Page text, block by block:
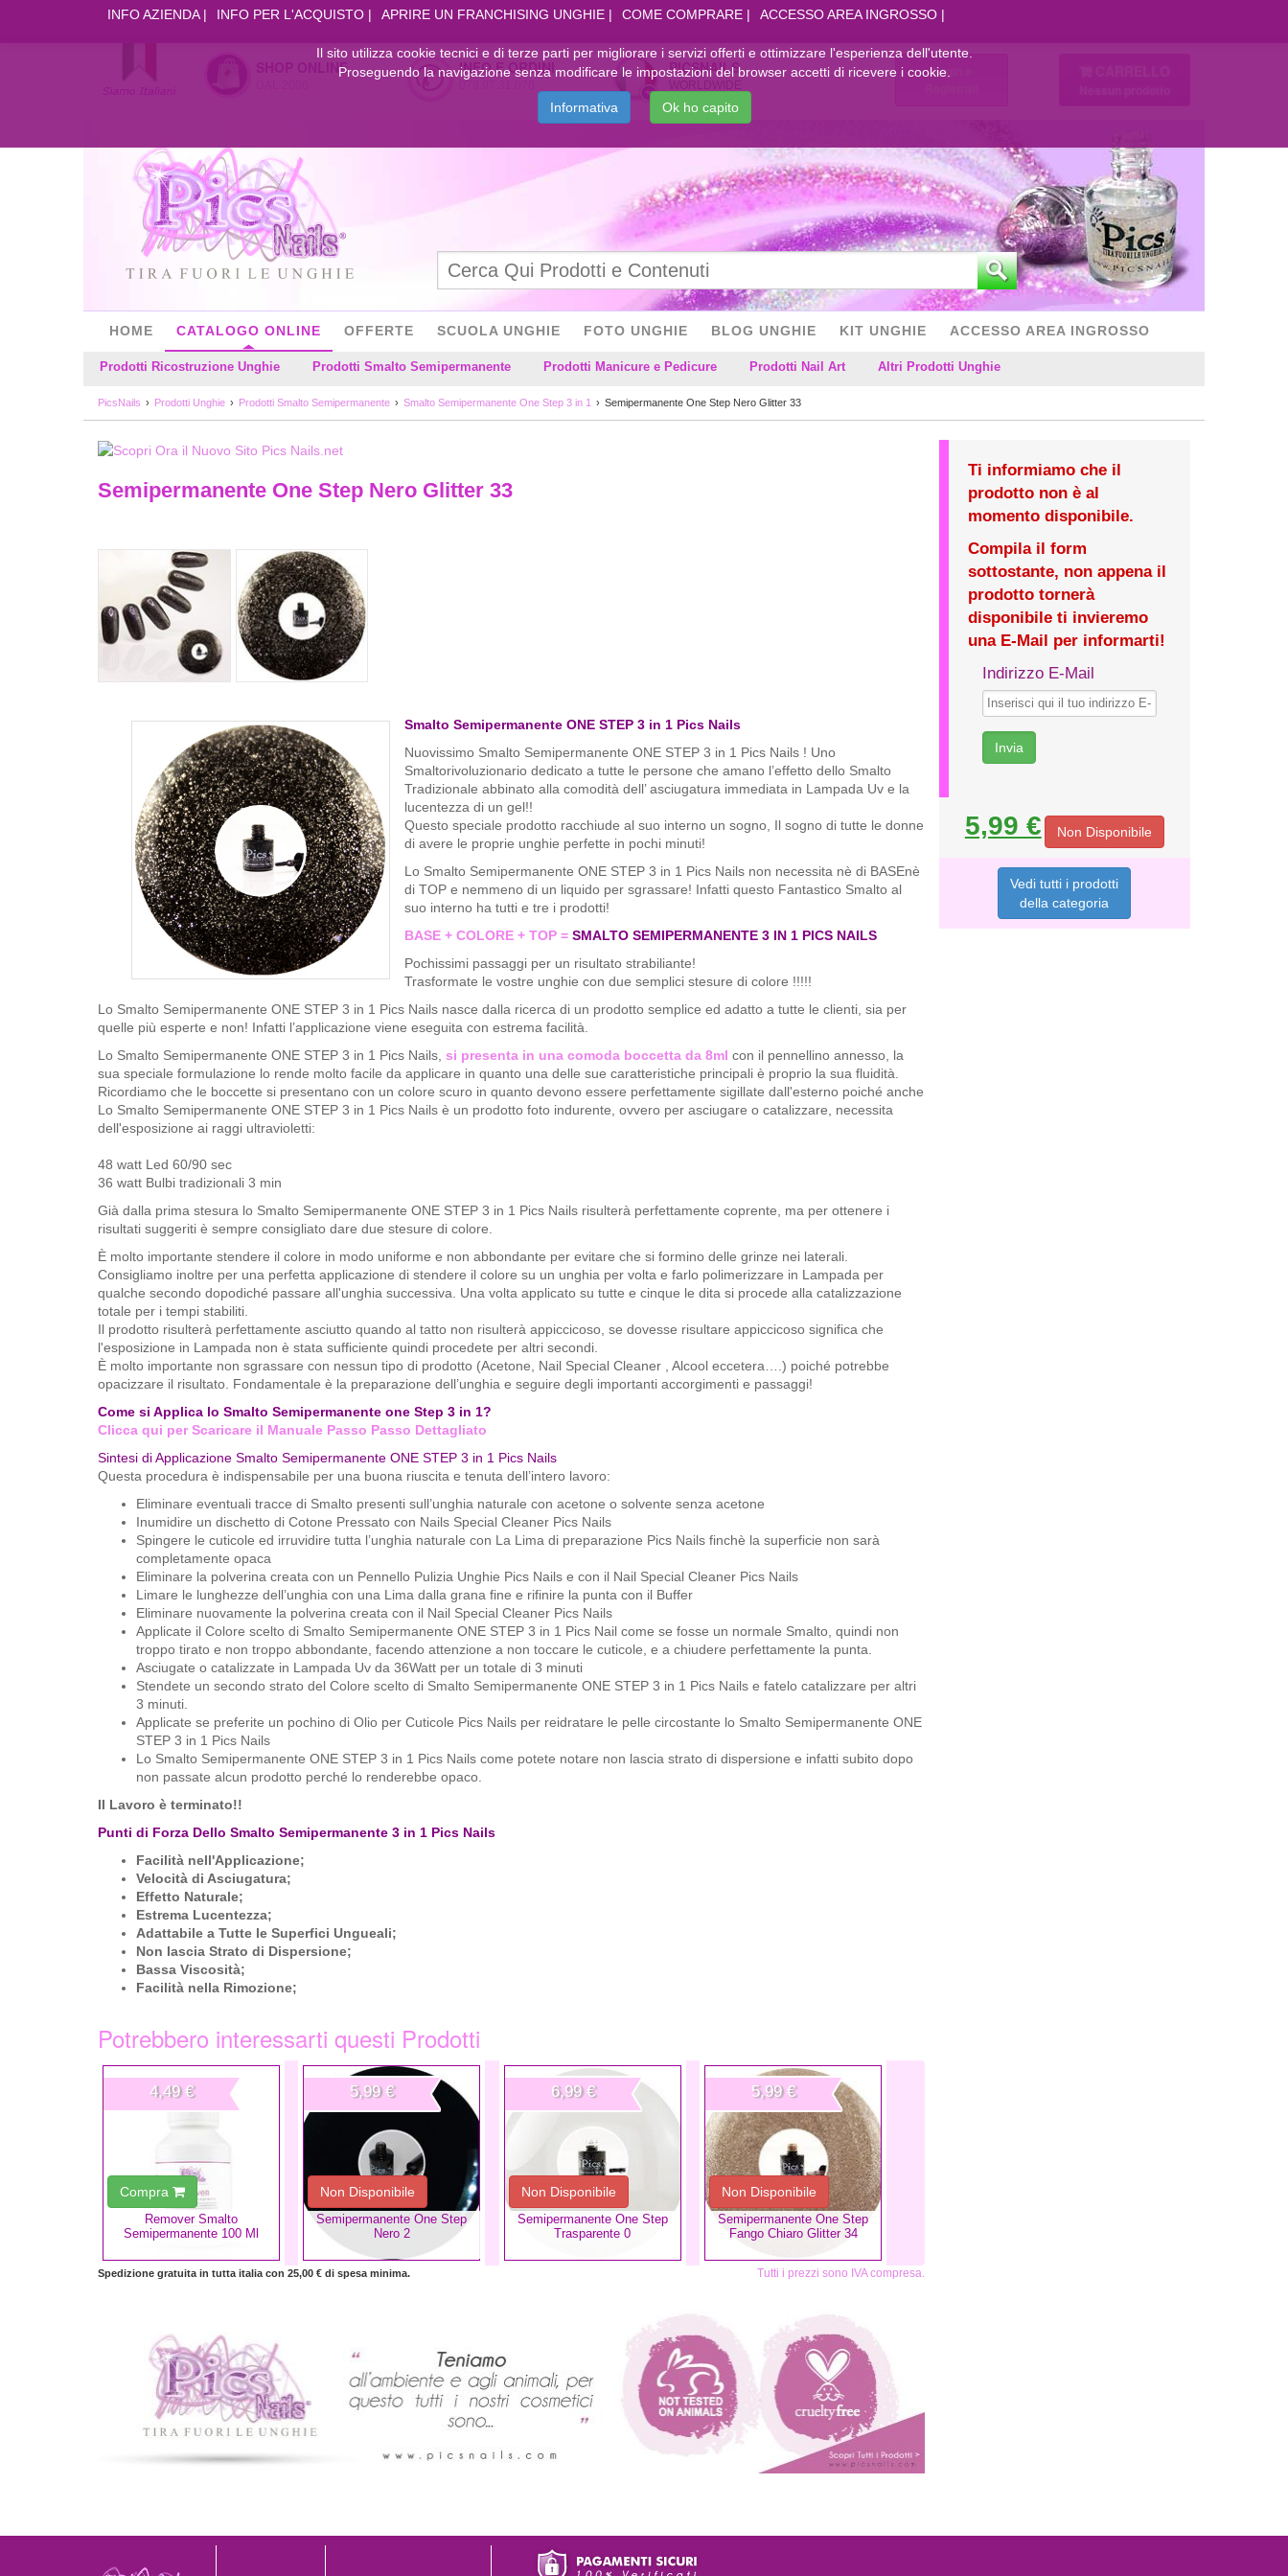
INFO AZIENDA INFO PER L'ACQUISTO APRIRE UN FRANCHISING UNGHIE COME COMPRARE ACCESSO AREA INGROSSO
SHOP ONLINE INFO E ORDINI PICSNAILS
Login
HOME CATALOGO ONLINE
Prodotti Ricostruzione Unghie Prodotti Smalto Semipermanente Prodotti Manicure e Pedicure Prodotti Nail Art Altri Prodotti Unghie
OFFERTE SCUOLA UNGHIE FOTO UNGHIE BLOG UNGHIE KIT UNGHIE ACCESSO AREA INGROSSO
PicsNails Prodotti Unghie Prodotti Smalto Semipermanente Smalto Semipermanente One Step 3 in 1 Semipermanente One Step Nero Glitter 33
Semipermanente One Step Nero Glitter 33
Smalto Semipermanente ONE STEP 3 in 1 Pics Nails
Nuovissimo Smalto Semipermanente ONE STEP 3 in 1 Pics Nails ! Uno
Smaltorivoluzionario dedicato a tutte le persone che amano l’effetto dello Smalto
Tradizionale abbinato alla comodità dell’ asciugatura immediata in Lampada Uv e la
lucentezza di un gel!!
Questo speciale prodotto racchiude al suo interno un sogno, Il sogno di tutte le donne
di avere le proprie unghie perfette in pochi minuti!
Lo Smalto Semipermanente ONE STEP 3 in 1 Pics Nails non necessita nè di BASEnè
di TOP e nemmeno di un liquido per sgrassare! Infatti questo Fantastico Smalto al
suo interno ha tutti e tre i prodotti!
BASE + COLORE + TOP = SMALTO SEMIPERMANENTE 3 IN 1 PICS NAILS
Pochissimi passaggi per un risultato strabiliante!
Trasformate le vostre unghie con due semplici stesure di colore !!!!!
Lo Smalto Semipermanente ONE STEP 3 in 1 Pics Nails nasce dalla ricerca di un prodotto semplice ed adatto a tutte le clienti, sia per
quelle più esperte e non! Infatti l’applicazione viene eseguita con estrema facilità.
Lo Smalto Semipermanente ONE STEP 3 in 1 Pics Nails, si presenta in una comoda boccetta da 8ml con il pennellino annesso, la
sua speciale formulazione lo rende molto facile da applicare in quanto una delle sue caratteristiche principali è proprio la sua fluidità.
Ricordiamo che le boccette si presentano con un colore scuro in quanto devono essere perfettamente sigillate dall'esterno poiché anche
Lo Smalto Semipermanente ONE STEP 3 in 1 Pics Nails è un prodotto foto indurente, ovvero per asciugare o catalizzare, necessita
dell'esposizione ai raggi ultravioletti:
48 watt Led 60/90 sec
36 watt Bulbi tradizionali 3 min​
Già dalla prima stesura lo Smalto Semipermanente ONE STEP 3 in 1 Pics Nails risulterà perfettamente coprente, ma per ottenere i
risultati suggeriti è sempre consigliato dare due stesure di colore.
È molto importante stendere il colore in modo uniforme e non abbondante per evitare che si formino delle grinze nei laterali.
Consigliamo inoltre per una perfetta applicazione di stendere il colore su un unghia per volta e farlo polimerizzare in Lampada per
qualche secondo dopodiché passare all'unghia successiva. Una volta applicato su tutte e cinque le dita si procede alla catalizzazione
totale per i tempi stabiliti.
Il prodotto risulterà perfettamente asciutto quando al tatto non risulterà appiccicoso, se dovesse risultare appiccicoso significa che
l'esposizione in Lampada non è stata sufficiente quindi procedete per altri secondi.
È molto importante non sgrassare con nessun tipo di prodotto (Acetone, Nail Special Cleaner , Alcool eccetera….) poiché potrebbe
opacizzare il risultato. Fondamentale è la preparazione dell’unghia e seguire degli importanti accorgimenti e passaggi!
Come si Applica lo Smalto Semipermanente one Step 3 in 1?
Clicca qui per Scaricare il Manuale Passo Passo Dettagliato
Sintesi di Applicazione Smalto Semipermanente ONE STEP 3 in 1 Pics Nails
Questa procedura è indispensabile per una buona riuscita e tenuta dell’intero lavoro:
Eliminare eventuali tracce di Smalto presenti sull’unghia naturale con acetone o solvente senza acetone
Inumidire un dischetto di Cotone Pressato con Nails Special Cleaner Pics Nails
Spingere le cuticole ed irruvidire tutta l’unghia naturale con La Lima di preparazione Pics Nails finchè la superficie non sarà
completamente opaca
Eliminare la polverina creata con un Pennello Pulizia Unghie Pics Nails e con il Nail Special Cleaner Pics Nails
Limare le lunghezze dell’unghia con una Lima dalla grana fine e rifinire la punta con il Buffer
Eliminare nuovamente la polverina creata con il Nail Special Cleaner Pics Nails
Applicate il Colore scelto di Smalto Semipermanente ONE STEP 3 in 1 Pics Nail come se fosse un normale Smalto, quindi non
troppo tirato e non troppo abbondante, facendo attenzione a non toccare le cuticole, e a chiudere perfettamente la punta.
Asciugate o catalizzate in Lampada Uv da 36Watt per un totale di 3 minuti
Stendete un secondo strato del Colore scelto di Smalto Semipermanente ONE STEP 3 in 1 Pics Nails e fatelo catalizzare per altri
3 minuti.
Applicate se preferite un pochino di Olio per Cuticole Pics Nails per reidratare le pelle circostante lo Smalto Semipermanente ONE
STEP 3 in 1 Pics Nails
Lo Smalto Semipermanente ONE STEP 3 in 1 Pics Nails come potete notare non lascia strato di dispersione e infatti subito dopo
non passate alcun prodotto perché lo renderebbe opaco.
Il Lavoro è terminato!!
Punti di Forza Dello Smalto Semipermanente 3 in 1 Pics Nails
Facilità nell'Applicazione;
Velocità di Asciugatura;
Effetto Naturale;
Estrema Lucentezza;
Adattabile a Tutte le Superfici Ungueali;
Non lascia Strato di Dispersione;
Bassa Viscosità;
Facilità nella Rimozione;
Potrebbero interessarti questi Prodotti
Remover Smalto
Semipermanente 100 Ml
4,49 €
Compra
Semipermanente One Step
Nero 2
5,99 €
Non Disponibile
Semipermanente One Step
Trasparente 0
6,99 €
Non Disponibile
Semipermanente One Step
Fango Chiaro Glitter 34
5,99 €
Non Disponibile
Spedizione gratuita in tutta italia con 25,00 € di spesa minima. Tutti i prezzi sono IVA compresa.
Ti informiamo che il
prodotto non è al
momento disponibile.
Compila il form
sottostante, non appena il
prodotto tornerà
disponibile ti invieremo
una E-Mail per informarti!
Indirizzo E-Mail
5,99 € Non Disponibile
Vedi tutti i prodotti
della categoria
Il sito utilizza cookie tecnici e di terze parti per migliorare i servizi offerti e ottimizzare l'esperienza dell'utente.
Proseguendo la navigazione senza modificare le impostazioni del browser accetti di ricevere i cookie.
Informativa Ok ho capito